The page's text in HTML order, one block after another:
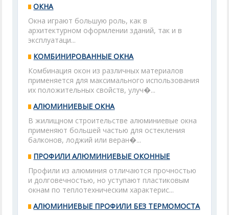
ОКНА
Окна играют большую роль, как в
архитектурном оформлении зданий, так и в
эксплуатаци...
КОМБИНИРОВАННЫЕ ОКНА
Комбинация окон из различных материалов
применяется для максимального использования
их положительных свойств, улуч�...
АЛЮМИНИЕВЫЕ ОКНА
В жилищном строительстве алюминиевые окна
применяют большей частью для остекления
балконов, лоджий или веран�...
ПРОФИЛИ АЛЮМИНИЕВЫЕ ОКОННЫЕ
Профили из алюминия отличаются прочностью
и долговечностью, но уступают пластиковым
окнам по теплотехническим характерис...
АЛЮМИНИЕВЫЕ ПРОФИЛИ БЕЗ ТЕРМОМОСТА